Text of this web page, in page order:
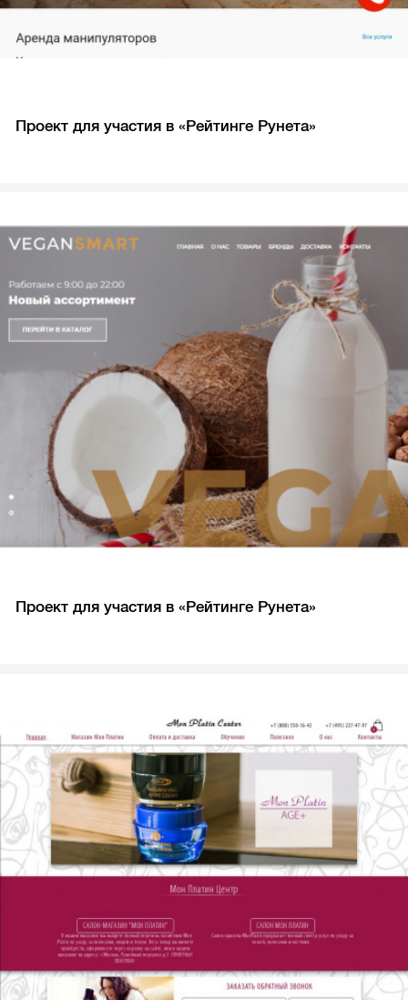
Проект для участия в «Рейтинге Рунета»
Проект для участия в «Рейтинге Рунета»